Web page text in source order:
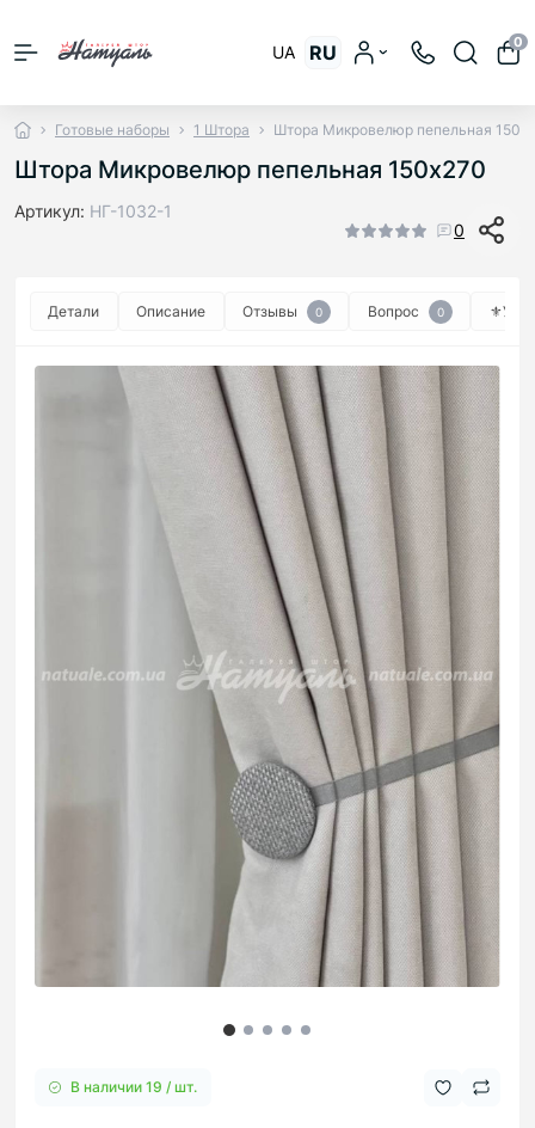
UA RU 0
Готовые наборы 1 Штора Штора Микровелюр пепельная
Штора Микровелюр пепельная 150х270
Артикул: НГ-1032-1
0
Детали Описание Отзывы 0 Вопрос 0
В наличии 19 / шт.